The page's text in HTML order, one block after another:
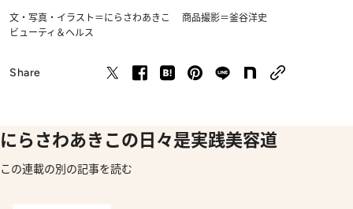
文・写真・イラスト＝にらさわあきこ 商品撮影＝釜谷洋史
ビューティ＆ヘルス
Share
にらさわあきこの日々是実践美容道
この連載の別の記事を読む